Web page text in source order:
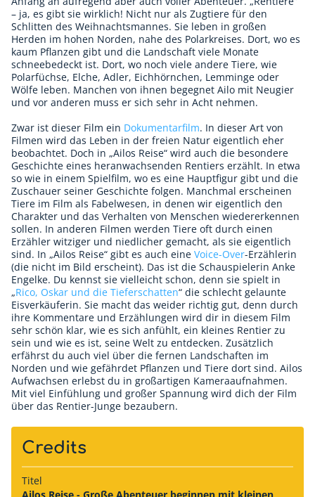
– ja, es gibt sie wirklich! Nicht nur als Zugtiere für den
Schlitten des Weihnachtsmannes. Sie leben in großen
Herden im hohen Norden, nahe des Polarkreises. Dort, wo es
kaum Pflanzen gibt und die Landschaft viele Monate
schneebedeckt ist. Dort, wo noch viele andere Tiere, wie
Polarfüchse, Elche, Adler, Eichhörnchen, Lemminge oder
Wölfe leben. Manchen von ihnen begegnet Ailo mit Neugier
und vor anderen muss er sich sehr in Acht nehmen.
Zwar ist dieser Film ein Dokumentarfilm. In dieser Art von
Filmen wird das Leben in der freien Natur eigentlich eher
beobachtet. Doch in „Ailos Reise“ wird auch die besondere
Geschichte eines heranwachsenden Rentiers erzählt. In etwa
so wie in einem Spielfilm, wo es eine Hauptfigur gibt und die
Zuschauer seiner Geschichte folgen. Manchmal erscheinen
Tiere im Film als Fabelwesen, in denen wir eigentlich den
Charakter und das Verhalten von Menschen wiedererkennen
sollen. In anderen Filmen werden Tiere oft durch einen
Erzähler witziger und niedlicher gemacht, als sie eigentlich
sind. In „Ailos Reise“ gibt es auch eine Voice-Over-Erzählerin
(die nicht im Bild erscheint). Das ist die Schauspielerin Anke
Engelke. Du kennst sie vielleicht schon, denn sie spielt in
„Rico, Oskar und die Tieferschatten“ die schlecht gelaunte
Eisverkäuferin. Sie macht das weider richtig gut, denn durch
ihre Kommentare und Erzählungen wird dir in diesem Film
sehr schön klar, wie es sich anfühlt, ein kleines Rentier zu
sein und wie es ist, seine Welt zu entdecken. Zusätzlich
erfährst du auch viel über die fernen Landschaften im
Norden und wie gefährdet Pflanzen und Tiere dort sind. Ailos
Aufwachsen erlebst du in großartigen Kameraaufnahmen.
Mit viel Einfühlung und großer Spannung wird dich der Film
über das Rentier-Junge bezaubern.
Credits
Titel
Ailos Reise - Große Abenteuer beginnen mit kleinen